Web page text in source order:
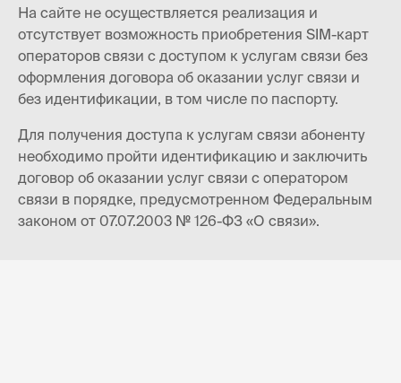
На сайте не осуществляется реализация и
отсутствует возможность приобретения SIM-карт
операторов связи с доступом к услугам связи без
оформления договора об оказании услуг связи и
без идентификации, в том числе по паспорту.
Для получения доступа к услугам связи абоненту
необходимо пройти идентификацию и заключить
договор об оказании услуг связи с оператором
связи в порядке, предусмотренном Федеральным
законом от 07.07.2003 № 126-ФЗ «О связи».